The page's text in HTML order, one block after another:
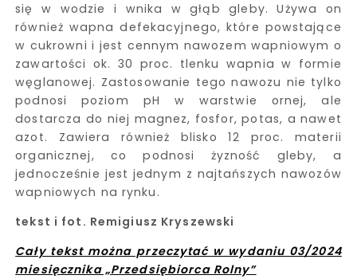
się w wodzie i wnika w głąb gleby. Używa on
również wapna defekacyjnego, które powstające
w cukrowni i jest cennym nawozem wapniowym o
zawartości ok. 30 proc. tlenku wapnia w formie
węglanowej. Zastosowanie tego nawozu nie tylko
podnosi poziom pH w warstwie ornej, ale
dostarcza do niej magnez, fosfor, potas, a nawet
azot. Zawiera również blisko 12 proc. materii
organicznej, co podnosi żyzność gleby, a
jednocześnie jest jednym z najtańszych nawozów
wapniowych na rynku.
tekst i fot. Remigiusz Kryszewski
Cały tekst można przeczytać w wydaniu 03/2024
miesięcznika „Przedsiębiorca Rolny”